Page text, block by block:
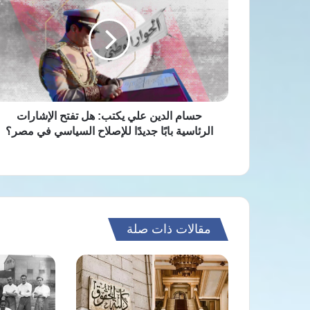
يكتب:
هل
تفتح
الإشارات
الرئاسية
بابًا
للإصلاح
مصر؟
حسام الدين علي يكتب: هل تفتح الإشارات
الرئاسية بابًا جديدًا للإصلاح السياسي في مصر؟
مقالات ذات صلة